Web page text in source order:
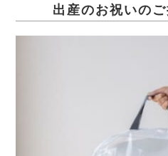
出産のお祝いの